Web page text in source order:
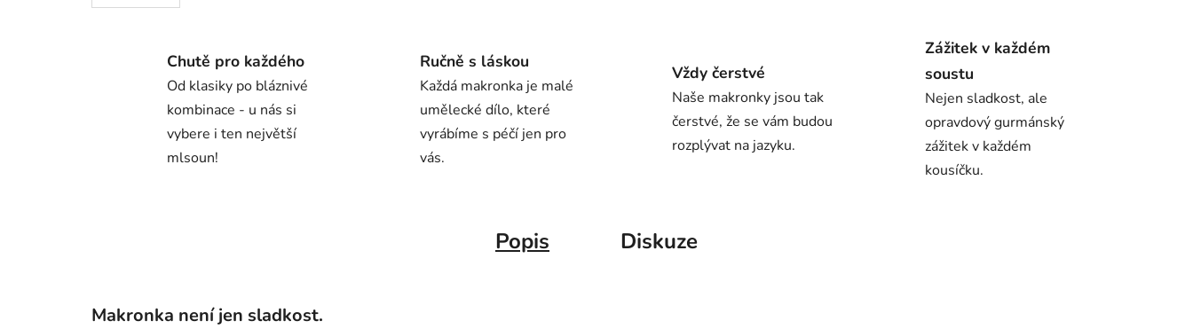
Chutě pro každého
Od klasiky po bláznivé
kombinace - u nás si
vybere i ten největší
mlsoun!
Ručně s láskou
Každá makronka je malé
umělecké dílo, které
vyrábíme s péčí jen pro
vás.
Vždy čerstvé
Naše makronky jsou tak
čerstvé, že se vám budou
rozplývat na jazyku.
Zážitek v každém
soustu
Nejen sladkost, ale
opravdový gurmánský
zážitek v každém
kousíčku.
Popis Diskuze
Makronka není jen sladkost.